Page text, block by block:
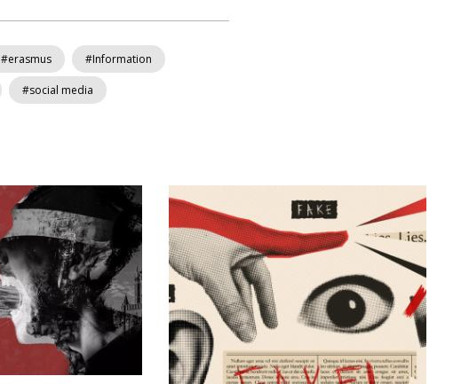
#erasmus #Information
#social media